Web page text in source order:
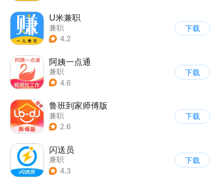
U米兼职
兼职
4.2
下载
阿姨一点通
兼职
4.6
下载
鲁班到家师傅版
兼职
2.6
下载
闪送员
兼职
4.3
下载